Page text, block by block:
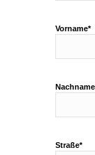
Vorname*
Straße*